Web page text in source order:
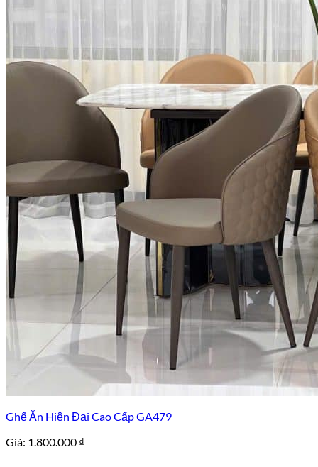
Ghế Ăn Hiện Đại Cao Cấp GA479
Giá: 1.800.000 ₫